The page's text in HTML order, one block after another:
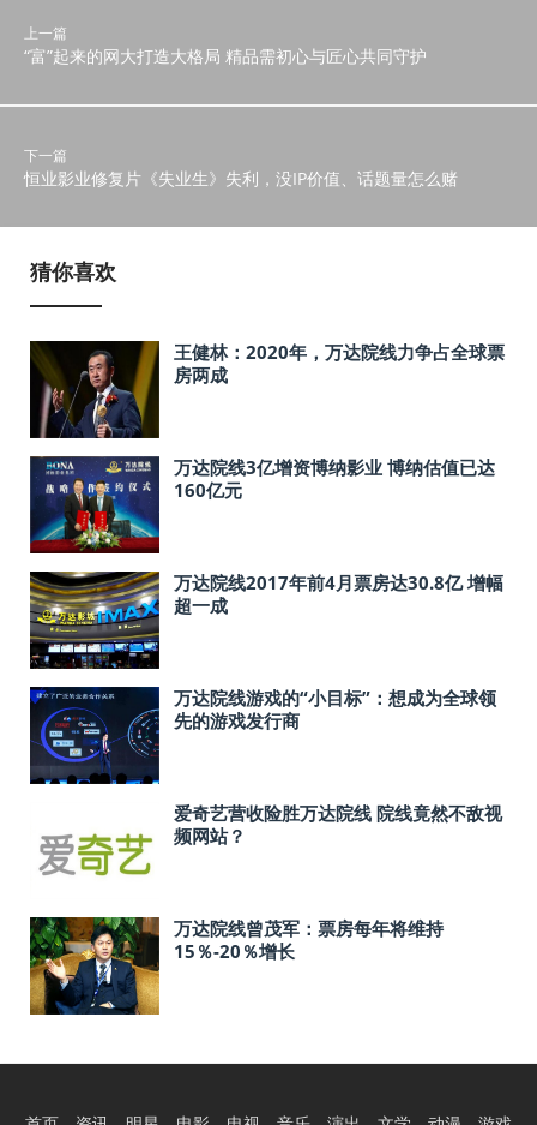
上一篇
“富”起来的网大打造大格局 精品需初心与匠心共同守护
下一篇
恒业影业修复片《失业生》失利，没IP价值、话题量怎么赌
猜你喜欢
王健林：2020年，万达院线力争占全球票
房两成
万达院线3亿增资博纳影业 博纳估值已达
160亿元
万达院线2017年前4月票房达30.8亿 增幅
超一成
万达院线游戏的“小目标”：想成为全球领
先的游戏发行商
爱奇艺营收险胜万达院线 院线竟然不敌视
频网站？
万达院线曾茂军：票房每年将维持
15％-20％增长